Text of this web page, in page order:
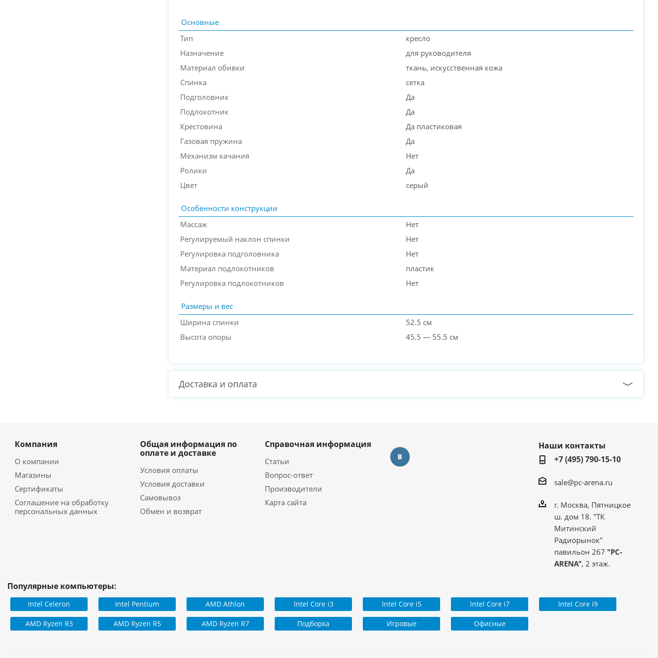
Основные
Тип
кресло
Назначение
для руководителя
Материал обивки
ткань, искусственная кожа
Спинка
сетка
Подголовник
Да
Подлокотник
Да
Крестовина
Да пластиковая
Газовая пружина
Да
Механизм качания
Нет
Ролики
Да
Цвет
серый
Особенности конструкции
Массаж
Нет
Регулируемый наклон спинки
Нет
Регулировка подголовника
Нет
Материал подлокотников
пластик
Регулировка подлокотников
Нет
Размеры и вес
Ширина спинки
52.5 см
Высота опоры
45.5 — 55.5 см
Доставка и оплата
Компания
О компании
Магазины
Сертификаты
Соглашение на обработку
персональных данных
Общая информация по
оплате и доставке
Условия оплаты
Условия доставки
Самовывоз
Обмен и возврат
Справочная информация
Статьи
Вопрос-ответ
Производители
Карта сайта
Наши контакты
+7 (495) 790-15-10
sale@pc-arena.ru
г. Москва, Пятницкое
ш. дом 18. "ТК
Митинский
Радиорынок"
павильон 267 "PC-
ARENA", 2 этаж.
Популярные компьютеры:
Intel Celeron Intel Pentium AMD Athlon Intel Core i3 Intel Core i5 Intel Core i7 Intel Core i9
AMD Ryzen R3 AMD Ryzen R5 AMD Ryzen R7 Подборка Игровые Офисные